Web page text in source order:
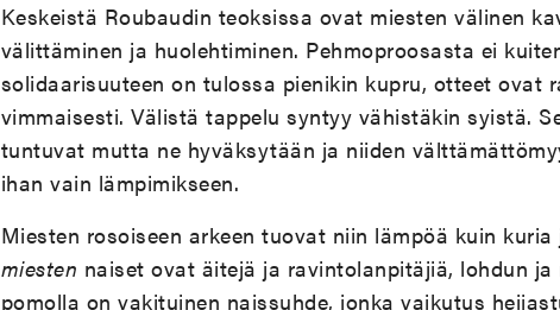
Keskeistä Roubaudin teoksissa ovat miesten välinen
välittäminen ja huolehtiminen. Pehmoproosasta ei
solidaarisuuteen on tulossa pienikin kupru, otteet ovat
vimmaisesti. Välistä tappelu syntyy vähistäkin syistä.
tuntuvat mutta ne hyväksytään ja niiden
ihan vain lämpimikseen.
Miesten rosoiseen arkeen tuovat niin lämpöä kuin
miesten naiset ovat äitejä ja ravintolanpitäjiä, lohdun
pomolla on vakituinen naissuhde, jonka vaikutus